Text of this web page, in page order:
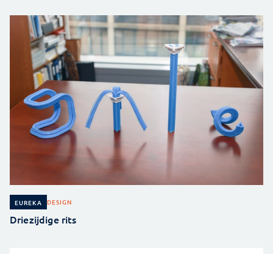
EUREKA DESIGN
Driezijdige rits